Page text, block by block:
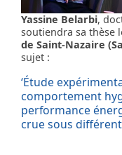
Yassine Belarbi,
soutiendra sa thèse
de Saint-Nazaire
sujet :
‘Étude
comportement
performance
crue sous